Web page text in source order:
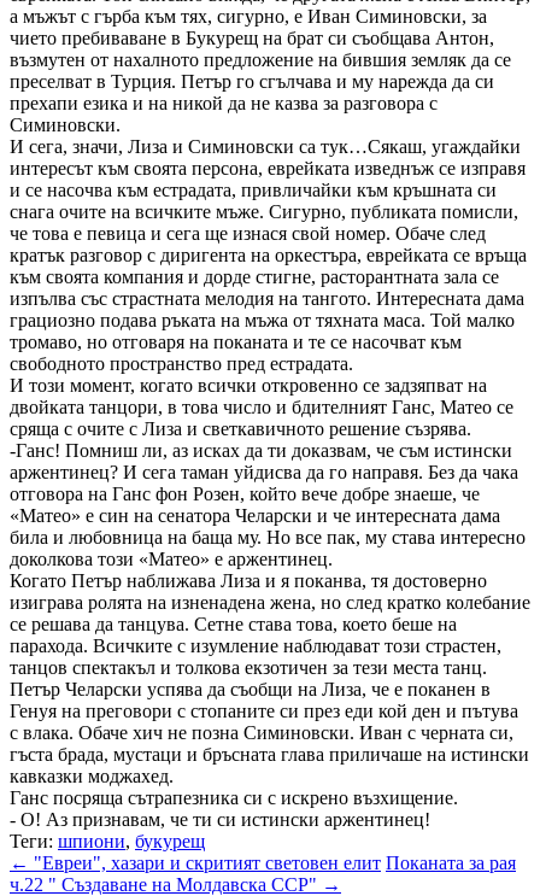
а мъжът с гърба към тях, сигурно, е Иван Симиновски, за
чието пребиваване в Букурещ на брат си съобщава Антон,
възмутен от нахалното предложение на бившия земляк да се
преселват в Турция. Петър го сгълчава и му нарежда да си
прехапи езика и на никой да не казва за разговора с
Симиновски.
И сега, значи, Лиза и Симиновски са тук…Сякаш, угаждайки
интересът към своята персона, еврейката изведнъж се изправя
и се насочва към естрадата, привличайки към кръшната си
снага очите на всичките мъже. Сигурно, публиката помисли,
че това е певица и сега ще изнася свой номер. Обаче след
кратък разговор с диригента на оркестъра, еврейката се връща
към своята компания и дорде стигне, расторантната зала се
изпълва със страстната мелодия на тангото. Интересната дама
грациозно подава ръката на мъжа от тяхната маса. Той малко
тромаво, но отговаря на поканата и те се насочват към
свободното пространство пред естрадата.
И този момент, когато всички откровенно се задзяпват на
двойката танцори, в това число и бдителният Ганс, Матео се
сряща с очите с Лиза и светкавичното решение съзрява.
-Ганс! Помниш ли, аз исках да ти доказвам, че съм истински
аржентинец? И сега таман уйдисва да го направя. Без да чака
отговора на Ганс фон Розен, който вече добре знаеше, че
«Матео» е син на сенатора Челарски и че интересната дама
била и любовница на баща му. Но все пак, му става интересно
доколкова този «Матео» е аржентинец.
Когато Петър наближава Лиза и я поканва, тя достоверно
изиграва ролята на изненадена жена, но след кратко колебание
се решава да танцува. Сетне става това, което беше на
парахода. Всичките с изумление наблюдават този страстен,
танцов спектакъл и толкова екзотичен за тези места танц.
Петър Челарски успява да съобщи на Лиза, че е поканен в
Генуя на преговори с стопаните си през еди кой ден и пътува
с влака. Обаче хич не позна Симиновски. Иван с черната си,
гъста брада, мустаци и бръсната глава приличаше на истински
кавказки моджахед.
Ганс посряща сътрапезника си с искрено възхищение.
- О! Аз признавам, че ти си истински аржентинец!
Теги: шпиони, букурещ
← "Евреи", хазари и скритият световен елит Поканата за рая
ч.22 " Създаване на Молдавска ССР" →